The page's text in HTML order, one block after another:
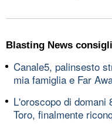
Blasting News
Canale5, palinsesto
mia famiglia e Far
L'oroscopo di domani
Toro, finalmente